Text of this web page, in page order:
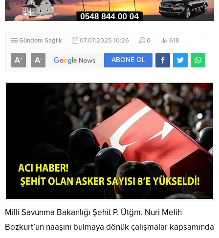
Gündem Sağlık 07.07.2025 10:26 0 618
A+ A- ABONE OL
Milli Savunma Bakanlığı Şehit P. Ütğm. Nuri Melih
Bozkurt’un naaşını bulmaya dönük çalışmalar kapsamında